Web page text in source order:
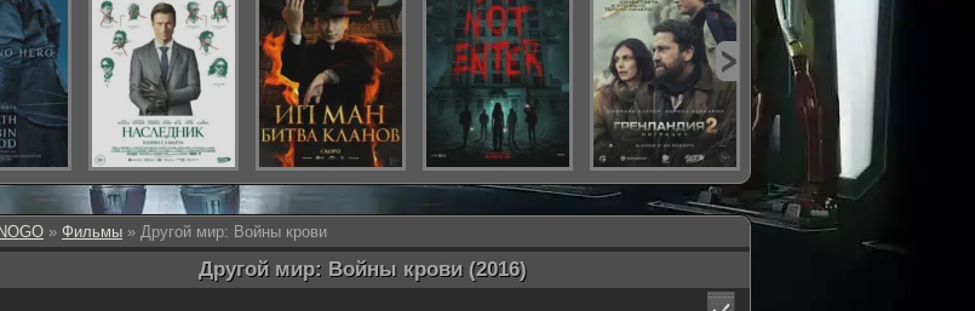
» Фильмы » Другой мир: Войны крови
Другой мир: Войны крови (2016)